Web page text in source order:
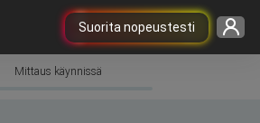
Suorita nopeustesti
Mittaus käynnissä